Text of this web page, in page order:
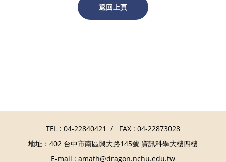
返回上頁
TEL : 04-22840421 / FAX : 04-22873028
地址：402 台中市南區興大路145號 資訊科學大樓四樓
E-mail : amath@dragon.nchu.edu.tw